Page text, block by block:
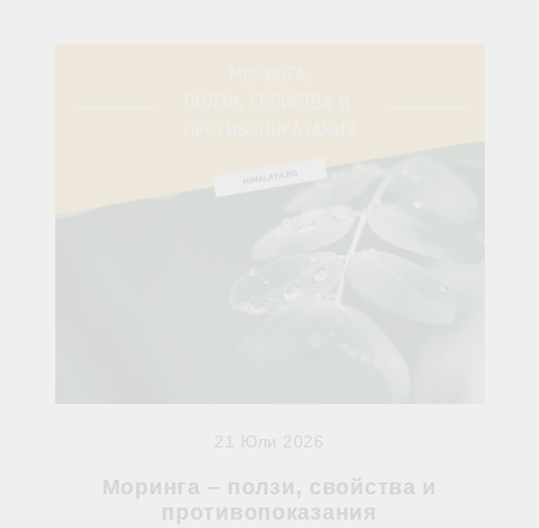
Моринга – ползи, свойства и
противопоказания
21 Юли 2026